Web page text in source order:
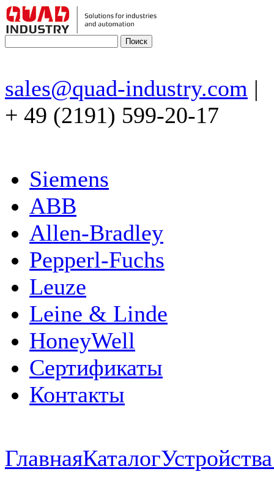
sales@quad-industry.com |
+ 49 (2191) 599-20-17
Siemens
ABB
Allen-Bradley
Pepperl-Fuchs
Leuze
Leine & Linde
HoneyWell
Сертификаты
Контакты
ГлавнаяКаталог